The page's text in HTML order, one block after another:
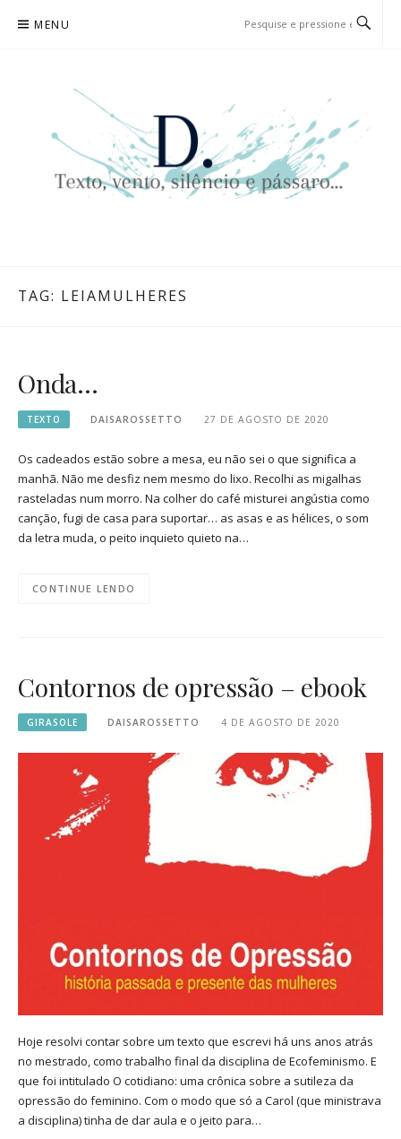
para MENU
TAG: LEIAMULHERES
Onda…
TEXTO DAISAROSSETTO 27 DE AGOSTO DE 2020
Os cadeados estão sobre a mesa, eu não sei o que significa a
manhã. Não me desfiz nem mesmo do lixo. Recolhi as migalhas
rasteladas num morro. Na colher do café misturei angústia como
canção, fugi de casa para suportar… as asas e as hélices, o som
da letra muda, o peito inquieto quieto na…
CONTINUE LENDO
Contornos de opressão – ebook
GIRASOLE DAISAROSSETTO 4 DE AGOSTO DE 2020
Hoje resolvi contar sobre um texto que escrevi há uns anos atrás
no mestrado, como trabalho final da disciplina de Ecofeminismo. E
que foi intitulado O cotidiano: uma crônica sobre a sutileza da
opressão do feminino. Com o modo que só a Carol (que ministrava
a disciplina) tinha de dar aula e o jeito para…